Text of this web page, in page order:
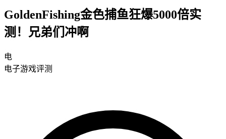
GoldenFishing金色捕鱼狂爆5000倍实
测！兄弟们冲啊
电
电子游戏评测